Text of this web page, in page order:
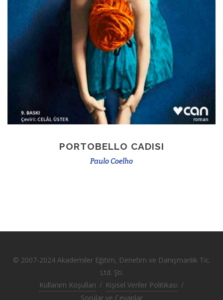
PORTOBELLO CADISI
Paulo Coelho
© 2007-2024 Akademiler Eğitim, Denetim ve Danışmanlık Tic.
Ltd. Şti.
Kullanım Koşulları / Kişisel Veriler Politikası /
Sorular ve Cevaplar